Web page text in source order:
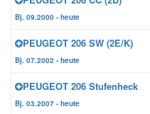
Bj. 09.2000 - heute
PEUGEOT 206 SW (2E/K)
Bj. 07.2002 - heute
PEUGEOT 206 Stufenheck
Bj. 03.2007 - heute
Hyundai Ersatzteile
Jeep Ersatzteile